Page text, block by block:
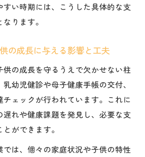
い時期には、こうした具体的な支
ります。
の成長に与える影響と工夫
の成長を守るうえで欠かせない柱
幼児健診や母子健康手帳の交付、
ェックが行われています。これに
遅れや健康課題を発見し、必要な支
ができます。
では、個々の家庭状況や子供の特性